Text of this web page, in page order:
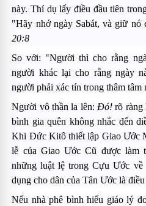
này. Thí dụ lấy điều đầu tiên
"Hãy nhớ ngày Sabát, và giữ nó
20:8
So với: "Người thì cho rằng
người khác lại cho rằng ngày
người phải xác tín trong thâm tâm
Người vô thần la lên:Ðó! rõ ràng
bình gia quên không nhắc đến
Khi Ðức Kitô thiết lập Giao Ước
lễ của Giao Ước Cũ được làm
những luật lệ trong Cựu Ước
dụng cho dân của Tân Ước là
Nếu nhà phê bình hiểu giáo lý